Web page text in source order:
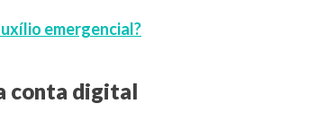
emergencial?
conta digital